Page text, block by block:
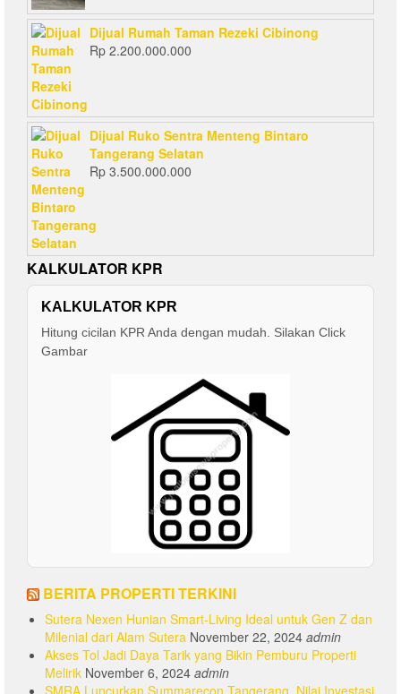
Dijual Rumah Taman Rezeki Cibinong
Rp 2.200.000.000
Dijual Ruko Sentra Menteng Bintaro
Tangerang Selatan
Rp 3.500.000.000
KALKULATOR KPR
KALKULATOR KPR
Hitung cicilan KPR Anda dengan mudah. Silakan Click
Gambar
BERITA PROPERTI TERKINI
Sutera Nexen Hunian Smart-Living Ideal untuk Gen Z dan
Milenial dari Alam Sutera November 22, 2024 admin
Akses Tol Jadi Daya Tarik yang Bikin Pemburu Properti
Melirik November 6, 2024 admin